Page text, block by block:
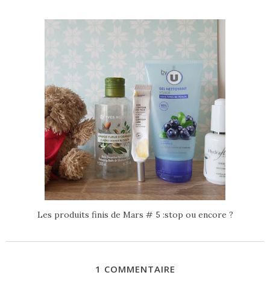
Les produits finis de Mars # 5 :stop ou encore ?
1 COMMENTAIRE